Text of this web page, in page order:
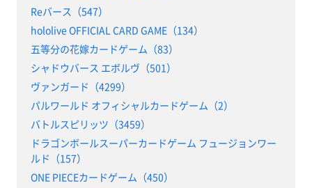
Reバース（547）
hololive OFFICIAL CARD GAME（134）
五等分の花嫁カードゲーム（83）
シャドウバース エボルヴ（501）
ヴァンガード（4299）
パルワールド オフィシャルカードゲーム（2）
バトルスピリッツ（3459）
ドラゴンボールスーパーカードゲーム フュージョンワー
ルド（157）
ONE PIECEカードゲーム（450）